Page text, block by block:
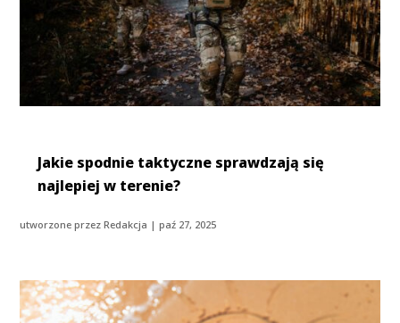
Jakie spodnie taktyczne sprawdzają się
najlepiej w terenie?
utworzone przezRedakcja |paź 27, 2025